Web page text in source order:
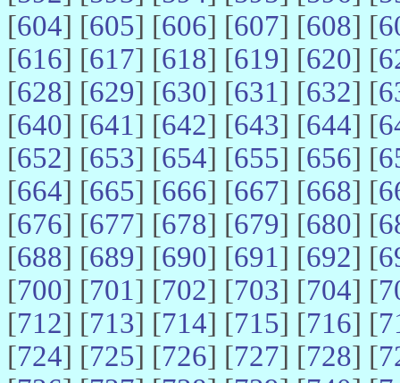
[604] [605] [606] [607] [608] [
[616] [617] [618] [619] [620] [
[628] [629] [630] [631] [632] [
[640] [641] [642] [643] [644] [
[652] [653] [654] [655] [656] [
[664] [665] [666] [667] [668] [
[676] [677] [678] [679] [680] [
[688] [689] [690] [691] [692] [
[700] [701] [702] [703] [704] [
[712] [713] [714] [715] [716] [
[724] [725] [726] [727] [728] [